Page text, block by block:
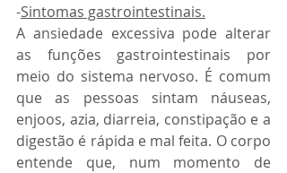
-Sintomas gastrointestinais.
A ansiedade excessiva pode alterar
as funções gastrointestinais por
meio do sistema nervoso. É comum
que as pessoas sintam náuseas,
enjoos, azia, diarreia, constipação e a
digestão é rápida e mal feita. O corpo
entende que, num momento de